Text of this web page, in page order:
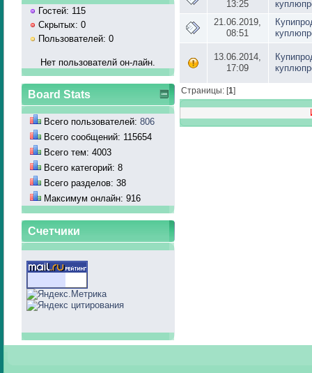
Гостей: 115
Скрытых: 0
Пользователей: 0
Нет пользователй он-лайн.
Board Stats
Всего пользователей: 806
Всего сообщений: 115654
Всего тем: 4003
Всего категорий: 8
Всего разделов: 38
Максимум онлайн: 916
Счетчики
13:25
21.06.2019,
08:51
13.06.2014,
17:09
Страницы: [1]